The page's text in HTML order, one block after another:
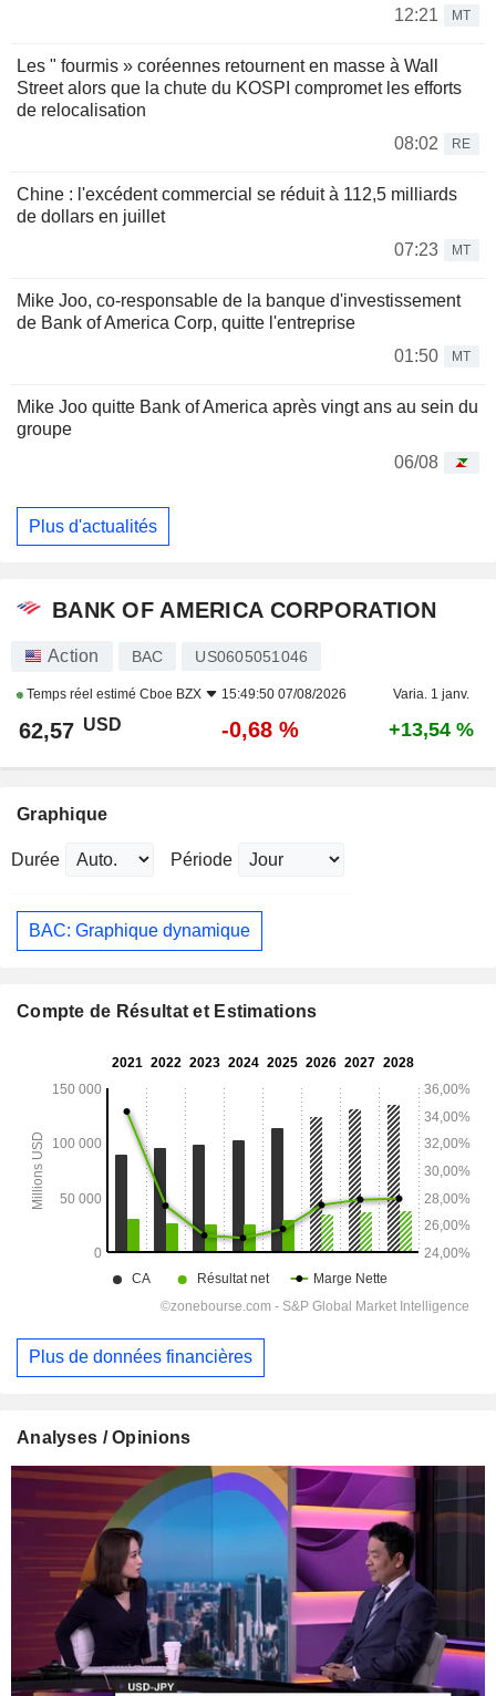
12:21 MT
Les " fourmis » coréennes retournent en masse à Wall
Street alors que la chute du KOSPI compromet les efforts
de relocalisation
08:02
RE
Chine : l'excédent commercial se réduit à 112,5 milliards
de dollars en juillet
07:23
MT
Mike Joo, co-responsable de la banque d'investissement
de Bank of America Corp, quitte l'entreprise
01:50
MT
Mike Joo quitte Bank of America après vingt ans au sein du
groupe
06/08
Plus d'actualités
BANK OF AMERICA CORPORATION
Action BAC US0605051046
Temps réel estimé Cboe BZX 15:49:50 07/08/2026 Varia. 1 janv.
62,57 USD -0,68 % +13,54 %
Graphique
Durée Période
BAC: Graphique dynamique
Compte de Résultat et Estimations
Plus de données financières
Analyses / Opinions